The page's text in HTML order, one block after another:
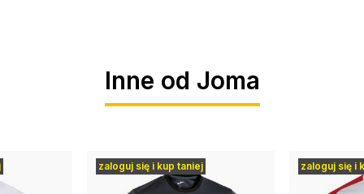
Inne od Joma
zaloguj się i kup taniej zaloguj się i